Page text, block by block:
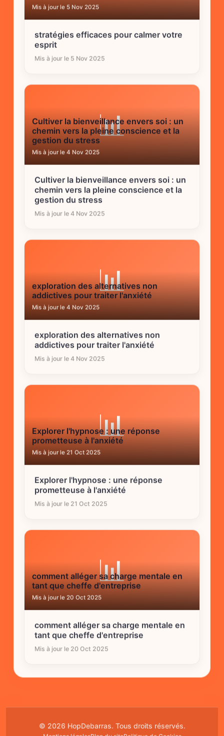
Mis à jour le 5 Nov 2025
stratégies efficaces pour calmer votre
esprit
Mis à jour le 5 Nov 2025
📊
Cultiver la bienveillance envers soi : un
chemin vers la pleine conscience et la
gestion du stress
Mis à jour le 4 Nov 2025
Cultiver la bienveillance envers soi : un
chemin vers la pleine conscience et la
gestion du stress
Mis à jour le 4 Nov 2025
📊
exploration des alternatives non
addictives pour traiter l'anxiété
Mis à jour le 4 Nov 2025
exploration des alternatives non
addictives pour traiter l'anxiété
Mis à jour le 4 Nov 2025
📊
Explorer l'hypnose : une réponse
prometteuse à l'anxiété
Mis à jour le 21 Oct 2025
Explorer l'hypnose : une réponse
prometteuse à l'anxiété
Mis à jour le 21 Oct 2025
📊
comment alléger sa charge mentale en
tant que cheffe d'entreprise
Mis à jour le 20 Oct 2025
comment alléger sa charge mentale en
tant que cheffe d'entreprise
Mis à jour le 20 Oct 2025
© 2026 HopDebarras. Tous droits réservés.